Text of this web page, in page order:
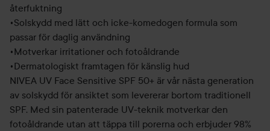
återfuktning
•Solskydd med lätt och icke-komedogen formula som
passar för daglig användning
•Motverkar irritationer och fotoåldrande
•Dermatologiskt framtagen för känslig hud
NIVEA UV Face Sensitive SPF 50+ är vår nästa generation
av solskydd för ansiktet som levererar bortom traditionell
SPF. Med sin patenterade UV-teknik motverkar den
fotoåldrande utan att täppa till porerna och erbjuder 98%